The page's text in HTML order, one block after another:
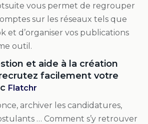
vous permet de regrouper
sur les réseaux tels que
et d’organiser vos publications
outil.
et aide à la création
facilement votre
Flatchr
archiver les candidatures,
… Comment s’y retrouver